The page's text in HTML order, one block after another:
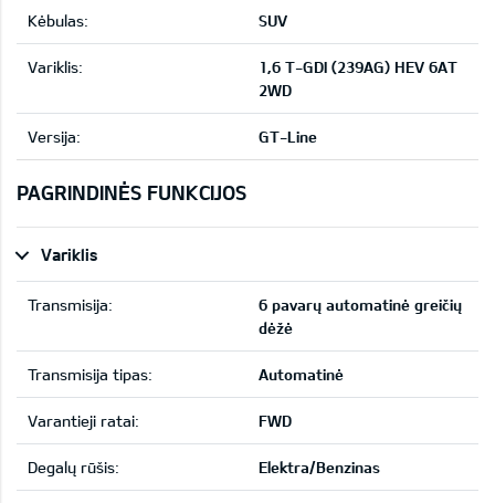
Kėbulas: SUV
Variklis:
1,6 T-GDI (239AG) HEV 6AT
2WD
Versija: GT-Line
PAGRINDINĖS FUNKCIJOS
Variklis
Transmisija:
6 pavarų automatinė greičių
dėžė
Transmisija tipas: Automatinė
Varantieji ratai: FWD
Degalų rūšis: Elektra/Benzinas